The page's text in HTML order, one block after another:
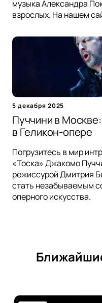
музыка Александра
взрослых. На нашем
5 декабря 2025
Пуччини в
в Геликон-опере
Погрузитесь в мир
«Тоска» Джакомо
режиссурой Дмитрия
стать незабываемым
оперного искусства.